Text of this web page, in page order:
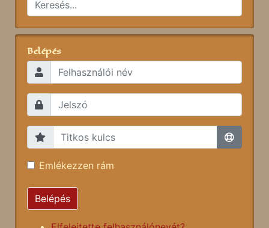
Belépés
Emlékezzen rám
Belépés